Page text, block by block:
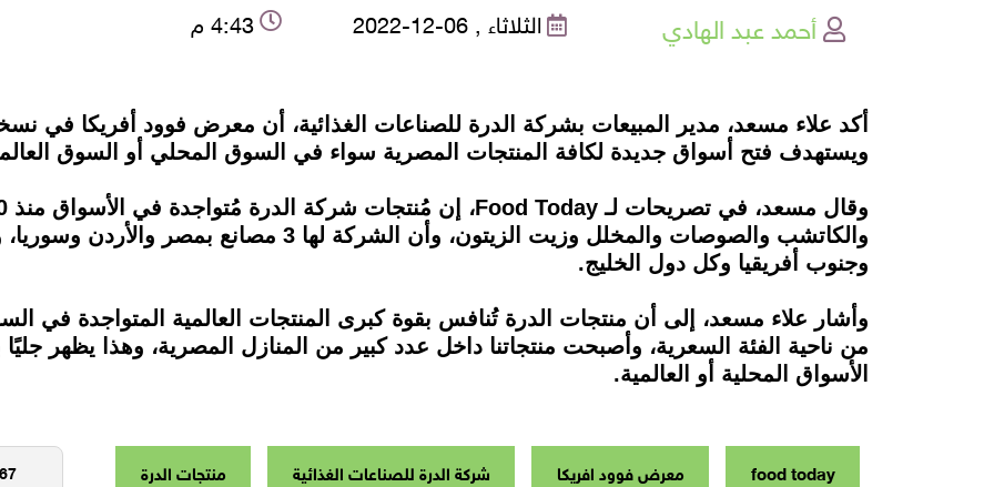
أحمد عبد الهادي الثلاثاء , 06-12-2022 4:43 م
أكد علاء مسعد، مدير المبيعات بشركة الدرة للصناعات الغذائية، أن معرض فوود أفريكا في
ويستهدف فتح أسواق جديدة لكافة المنتجات المصرية سواء في السوق المحلي أو السوق
والكاتشب والصوصات والمخلل وزيت الزيتون، وأن الشركة
وجنوب أفريقيا وكل دول الخليج.
وأشار علاء مسعد، إلى أن منتجات الدرة تُنافس بقوة كبرى المنتجات العالمية المتواجدة في
من ناحية الفئة السعرية، وأصبحت منتجاتنا داخل عدد كبير من المنازل المصرية، وهذا يظهر
الأسواق المحلية أو العالمية.
food today معرض فوود افريكا شركة الدرة للصناعات الغذائية منتجات الدرة